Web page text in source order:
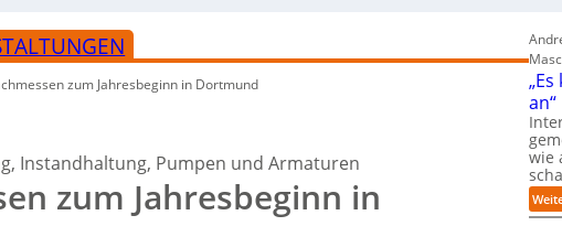
zum Jahresbeginn in Dortmund
Instandhaltung, Pumpen und Armaturen
zum Jahresbeginn in
an“
wie